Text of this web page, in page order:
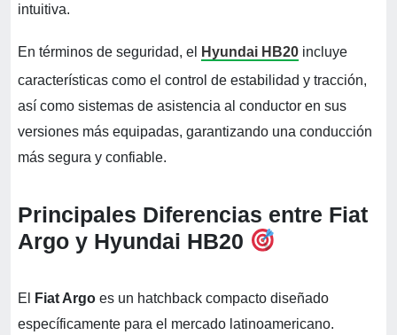
intuitiva.
En términos de seguridad, el Hyundai HB20 incluye
características como el control de estabilidad y tracción,
así como sistemas de asistencia al conductor en sus
versiones más equipadas, garantizando una conducción
más segura y confiable.
Principales Diferencias entre Fiat
Argo y Hyundai HB20
El Fiat Argo es un hatchback compacto diseñado
específicamente para el mercado latinoamericano.